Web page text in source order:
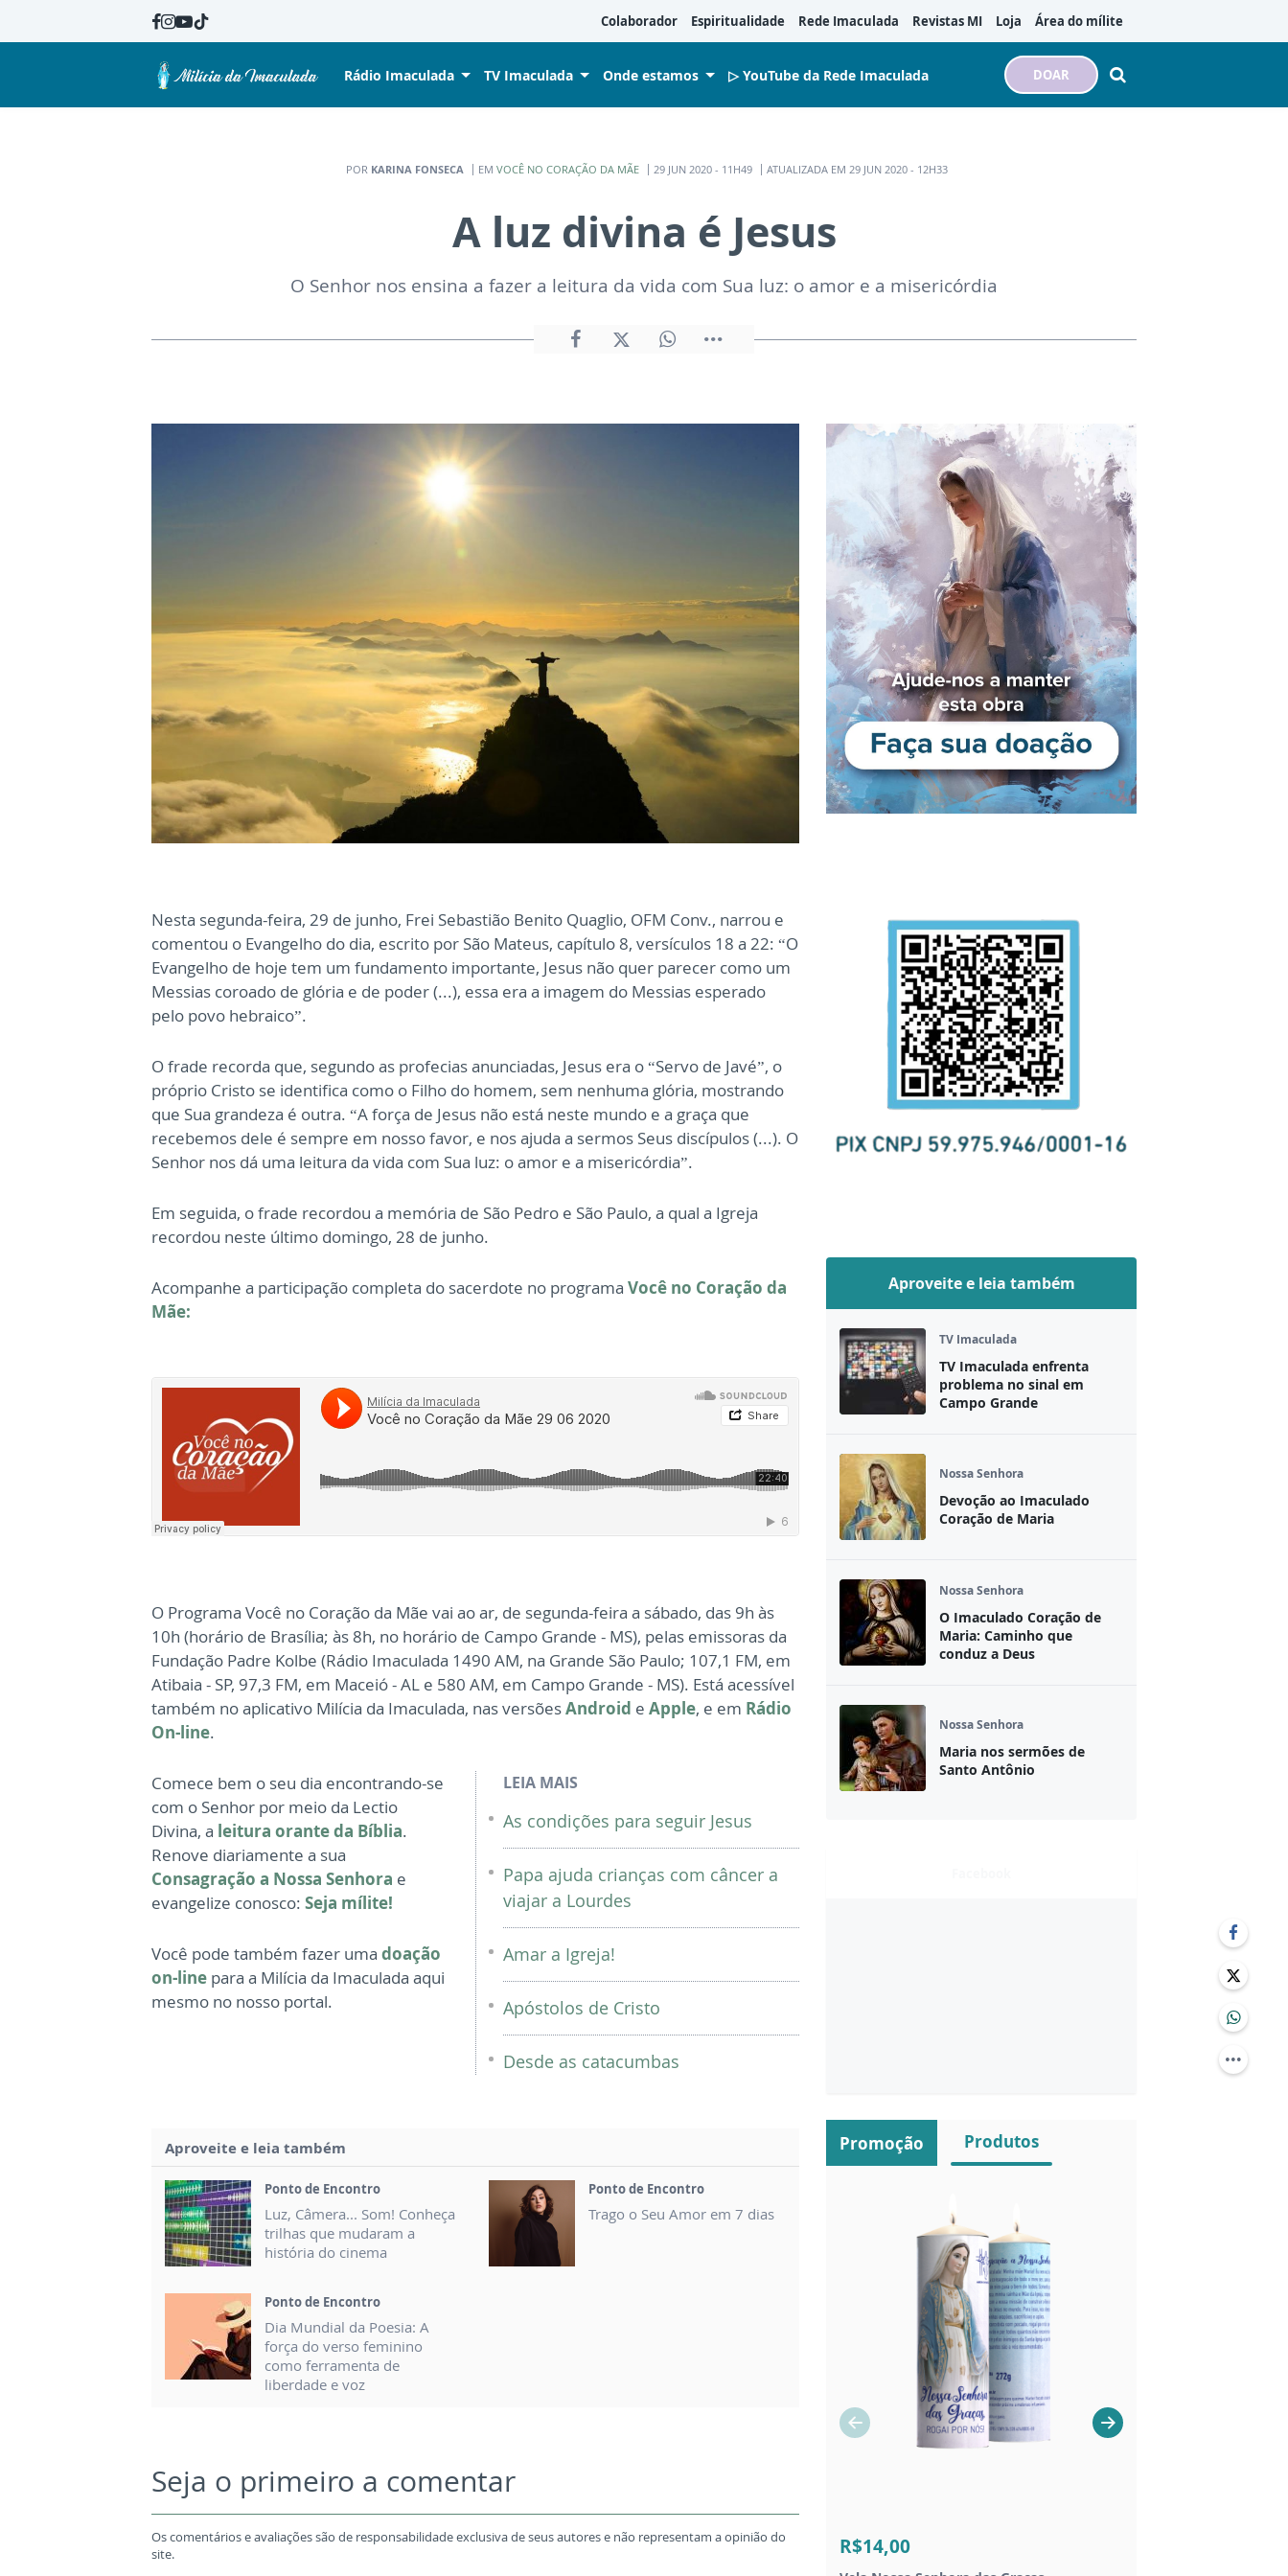
Colaborador Espiritualidade Rede Imaculada Revistas MI Loja Área do mílite
Rádio Imaculada TV Imaculada Onde estamos ▷ YouTube da Rede Imaculada DOAR
POR KARINA FONSECA EM VOCÊ NO CORAÇÃO DA MÃE 29 JUN 2020 - 11H49 ATUALIZADA EM 29 JUN 2020 - 12H33
A luz divina é Jesus
O Senhor nos ensina a fazer a leitura da vida com Sua luz: o amor e a misericórdia
Nesta segunda-feira, 29 de junho, Frei Sebastião Benito Quaglio, OFM Conv., narrou e
comentou o Evangelho do dia, escrito por São Mateus, capítulo 8, versículos 18 a 22: “O
Evangelho de hoje tem um fundamento importante, Jesus não quer parecer como um
Messias coroado de glória e de poder (...), essa era a imagem do Messias esperado
pelo povo hebraico”.
O frade recorda que, segundo as profecias anunciadas, Jesus era o “Servo de Javé”, o
próprio Cristo se identifica como o Filho do homem, sem nenhuma glória, mostrando
que Sua grandeza é outra. “A força de Jesus não está neste mundo e a graça que
recebemos dele é sempre em nosso favor, e nos ajuda a sermos Seus discípulos (...). O
Senhor nos dá uma leitura da vida com Sua luz: o amor e a misericórdia”.
Em seguida, o frade recordou a memória de São Pedro e São Paulo, a qual a Igreja
recordou neste último domingo, 28 de junho.
Acompanhe a participação completa do sacerdote no programa Você no Coração da
Mãe:
O Programa Você no Coração da Mãe vai ao ar, de segunda-feira a sábado, das 9h às
10h (horário de Brasília; às 8h, no horário de Campo Grande - MS), pelas emissoras da
Fundação Padre Kolbe (Rádio Imaculada 1490 AM, na Grande São Paulo; 107,1 FM, em
Atibaia - SP, 97,3 FM, em Maceió - AL e 580 AM, em Campo Grande - MS). Está acessível
também no aplicativo Milícia da Imaculada, nas versõesAndroid e Apple, e em Rádio
On-line.
LEIA MAIS
As condições para seguir Jesus
Papa ajuda crianças com câncer a
viajar a Lourdes
Amar a Igreja!
Apóstolos de Cristo
Desde as catacumbas
Comece bem o seu dia encontrando-se
com o Senhor por meio da Lectio
Divina, a leitura orante da Bíblia.
Renove diariamente a sua
Consagração a Nossa Senhora e
evangelize conosco: Seja mílite!
Você pode também fazer uma doação
on-line para a Milícia da Imaculada aqui
mesmo no nosso portal.
Aproveite e leia também
Ponto de Encontro
Luz, Câmera... Som! Conheça
trilhas que mudaram a
história do cinema
Ponto de Encontro
Trago o Seu Amor em 7 dias
Ponto de Encontro
Dia Mundial da Poesia: A
força do verso feminino
como ferramenta de
liberdade e voz
Seja o primeiro a comentar
Os comentários e avaliações são de responsabilidade exclusiva de seus autores e não representam a opinião do
site.
Promoção Produtos
R$14,00
Aproveite e leia também
TV Imaculada
TV Imaculada enfrenta
problema no sinal em
Campo Grande
Nossa Senhora
Devoção ao Imaculado
Coração de Maria
Nossa Senhora
O Imaculado Coração de
Maria: Caminho que
conduz a Deus
Nossa Senhora
Maria nos sermões de
Santo Antônio